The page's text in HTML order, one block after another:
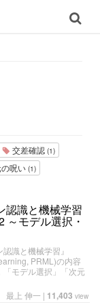
交差確認 (1)
呪い (1)
認識と機械学習
～モデル選択・
識と機械学習』
PRML)の内容
モデル選択」「次元
最上 伸一 | 11,403 view